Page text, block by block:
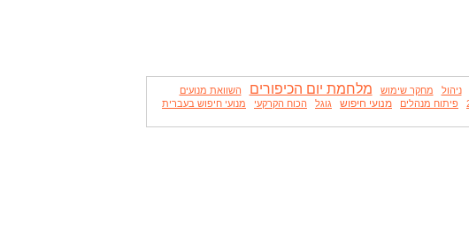
ניהול מחקר שימוש מלחמת יום הכיפורים
השוואת מנועים
פיתוח מנהלים מנועי חיפוש גוגל הכוח הקרקעי
מנועי חיפוש בעברית